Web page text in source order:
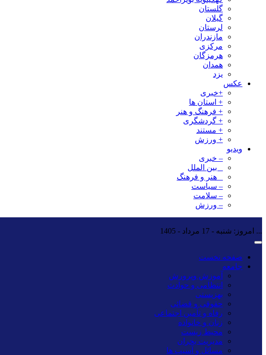
گلستان
گیلان
لرستان
مازندران
مرکزی
هرمزگان
همدان
یزد
عکس
+خبری
+ استان ها
+ فرهنگ و هنر
+ گردشگری
+ مستند
+ ورزش
ویدیو
– خبری
_ بین الملل
_ هنر و فرهنگ
– سیاست
– سلامت
– ورزش
... امروز: شنبه - 17 مرداد - 1405
صفحه نخست
جامعه
آموزش وپرورش
انتظامی و حوادث
بهزیستی
حقوقی و قضائی
رفاه و تأمین اجتماعی
زنان و خانواده
محیط زیست
مدیریت بحران
مسائل و آسیب ها